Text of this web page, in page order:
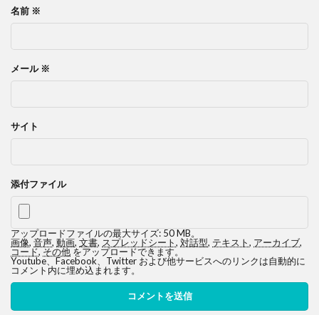
名前 ※
メール ※
サイト
添付ファイル
アップロードファイルの最大サイズ: 50 MB。
画像, 音声, 動画, 文書, スプレッドシート, 対話型, テキスト, アーカイブ,
コード,その他をアップロードできます。
Youtube、Facebook、Twitter および他サービスへのリンクは自動的に
コメント内に埋め込まれます。